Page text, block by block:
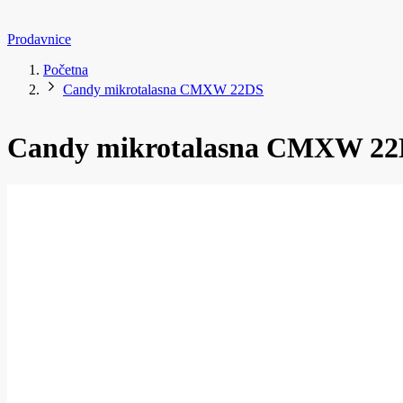
Prodavnice
Početna
Candy mikrotalasna CMXW 22DS
Candy mikrotalasna CMXW